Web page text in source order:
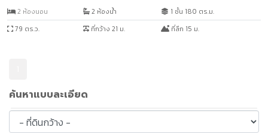
ค้นหาแบบละเอียด
2 ห้องนอน 2 ห้องน้ำ
1 ชั้น 180 ตร.ม.
79 ตร.ว.
ที่กว้าง 21 ม. ที่ลึก 15 ม.